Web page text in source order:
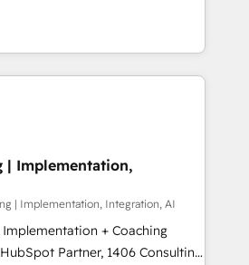
at the center by
capable of integrating
offer the best
market, ranging from CRM
to online and offline sales
to optimize processes and meet
of Impresoft
and complementary
their offer into 4
Smart Manufacturing,
| Implementation,
| Implementation, Integration, AI
+ Coaching